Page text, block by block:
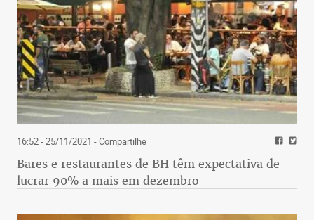
16:52 - 25/11/2021 - Compartilhe
Bares e restaurantes de BH têm expectativa de
lucrar 90% a mais em dezembro